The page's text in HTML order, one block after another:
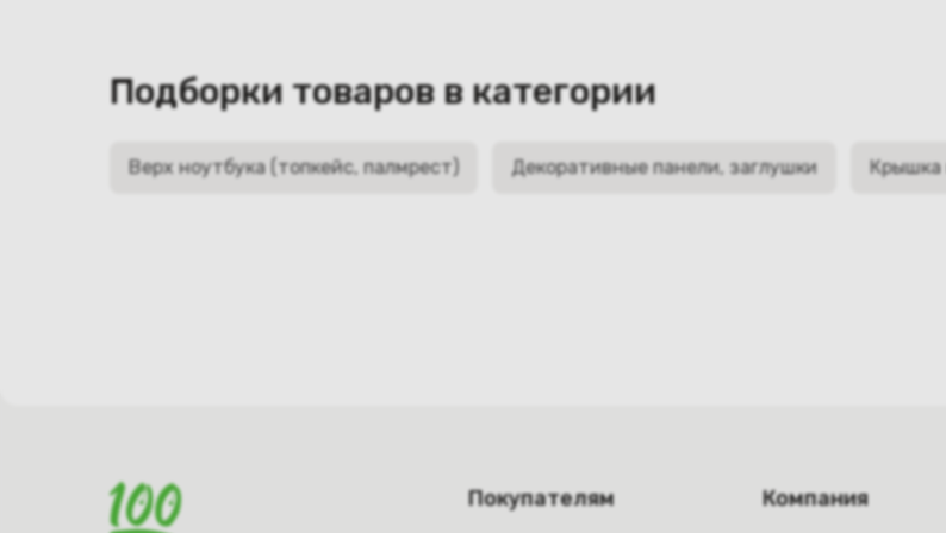
Подборки товаров в категории
Верх ноутбука (топкейс, палмрест) Декоративные панели, заглушки Крышка
Покупателям Компания